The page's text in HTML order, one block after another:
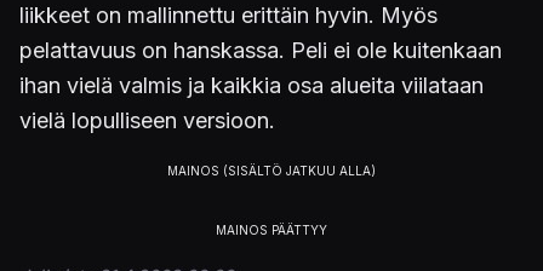
liikkeet on mallinnettu erittäin hyvin. Myös
pelattavuus on hanskassa. Peli ei ole kuitenkaan
ihan vielä valmis ja kaikkia osa alueita viilataan
vielä lopulliseen versioon.